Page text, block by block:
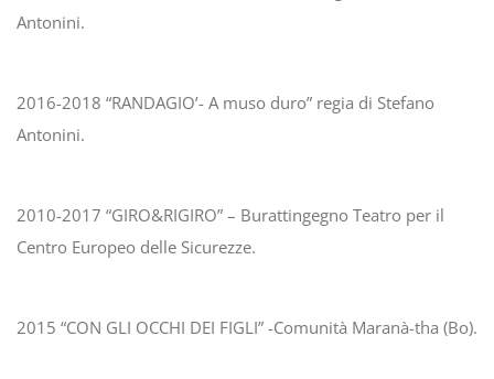
Antonini.
2016-2018 “RANDAGIO’- A muso duro” regia di Stefano
Antonini.
2010-2017 “GIRO&RIGIRO” – Burattingegno Teatro per il
Centro Europeo delle Sicurezze.
2015 “CON GLI OCCHI DEI FIGLI” -Comunità Maranà-tha (Bo).